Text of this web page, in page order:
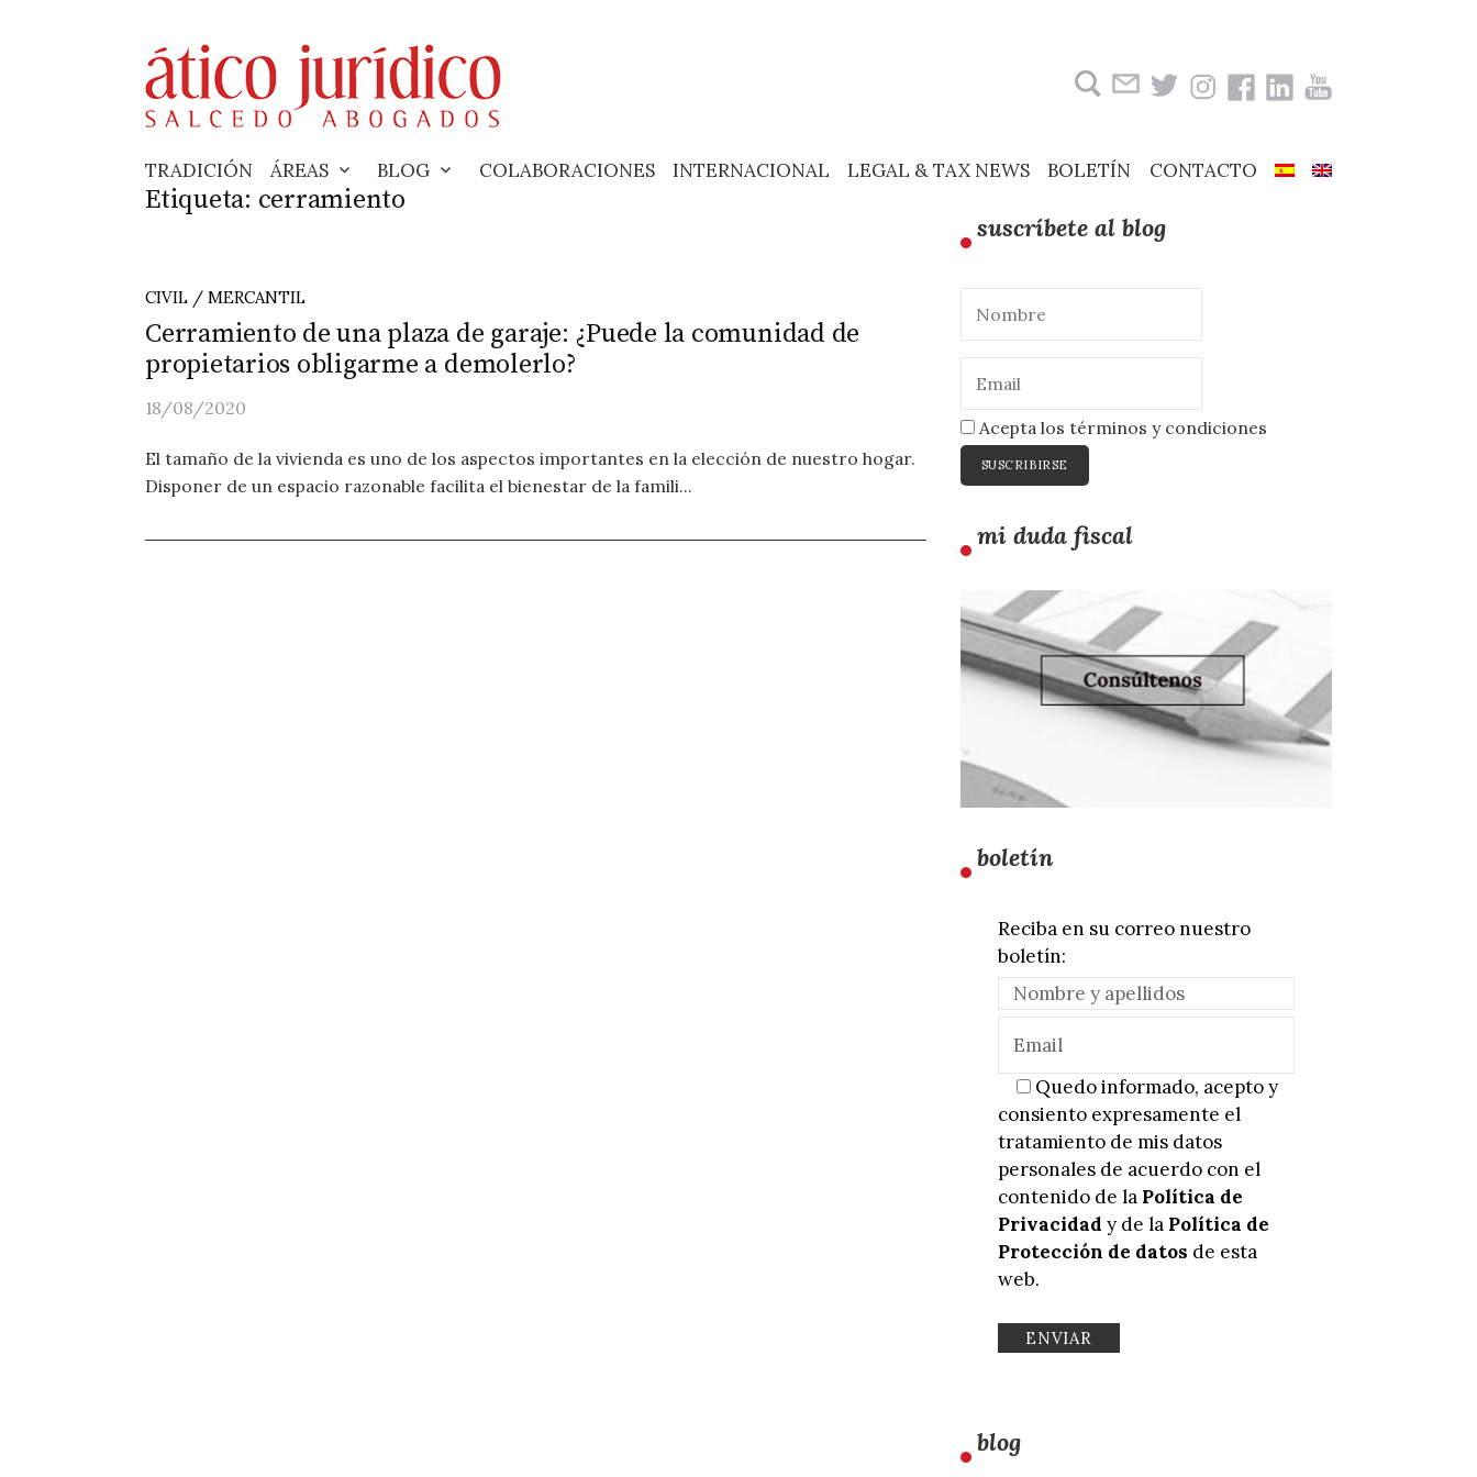
TRADICIÓN ÁREAS BLOG COLABORACIONES INTERNACIONAL LEGAL & TAX NEWS BOLETÍN CONTACTO
Etiqueta: cerramiento
CIVIL / MERCANTIL
Cerramiento de una plaza de garaje: ¿Puede la comunidad de
propietarios obligarme a demolerlo?
18/08/2020
El tamaño de la vivienda es uno de los aspectos importantes en la elección de nuestro hogar.
Disponer de un espacio razonable facilita el bienestar de la famili...
suscríbete al blog
Acepta los términos y condiciones
mi duda fiscal
boletín
Reciba en su correo nuestro
boletín:
Quedo informado, acepto y
consiento expresamente el
tratamiento de mis datos
personales de acuerdo con el
contenido de la Política de
Privacidad y de la Política de
Protección de datos de esta
web.
blog